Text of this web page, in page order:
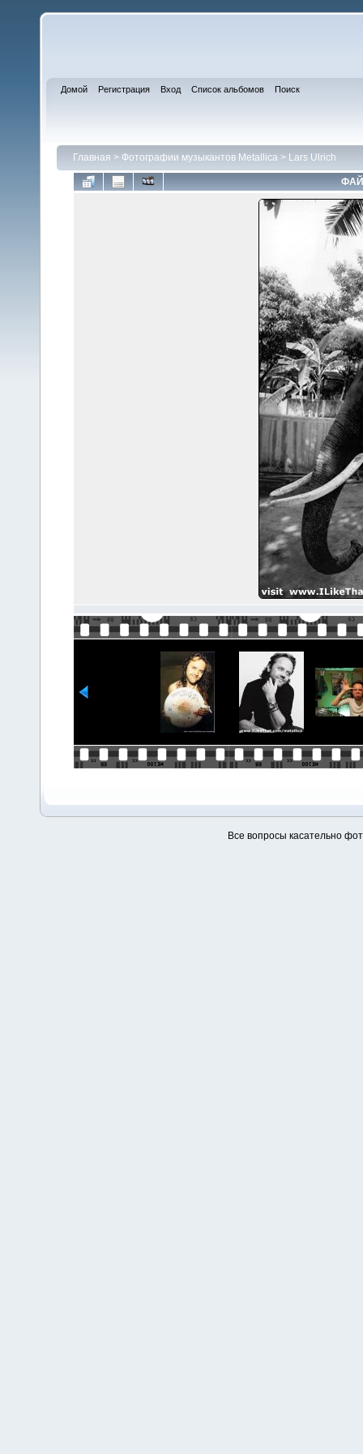
Домой Регистрация Вход Список альбомов Поиск
Главная > Фотографии музыкантов Metallica > Lars Ulrich
Все вопросы касательно